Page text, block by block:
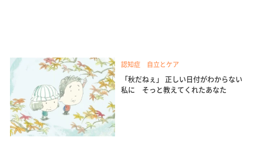
認知症 自立とケア
「秋だねぇ」 正しい日付がわからない
私に そっと教えてくれたあなた